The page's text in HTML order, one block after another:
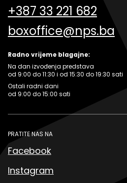
+387 33 221 682
boxoffice@nps.ba
Radno vrijeme blagajne:
Na dan izvođenja predstava
od 9:00 do 11:30 i od 15:30 do 19:30 sati
Ostali radni dani
od 9:00 do 15:00 sati
PRATITE NAS NA
Facebook
Instagram